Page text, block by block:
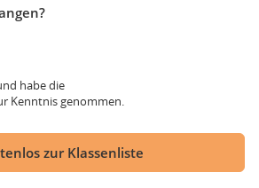
habe die
Kenntnis genommen.
zur Klassenliste